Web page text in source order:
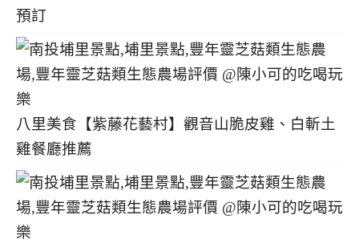
預訂
八里美食【紫藤花藝村】觀音山脆皮雞、白斬土
雞餐廳推薦